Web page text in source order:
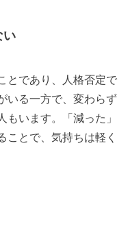
い
とであり、人格否定で
いる一方で、変わらず
います。「減った」
ことで、気持ちは軽く